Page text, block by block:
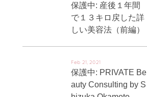
保護中: 産後１年間
で１３キロ戻した詳
しい美容法（前編）
Feb 21, 2021
保護中: PRIVATE Be
auty Consulting by S